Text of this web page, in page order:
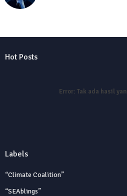
Hot Posts
Error: Tak ada hasil
Labels
“Climate Coalition”
“SEAblings”